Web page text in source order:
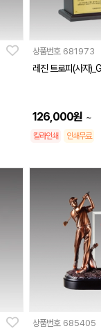
상품번호 681973
레진 트로피(사자
126,000원 ~
칼라인쇄 인쇄무료
상품번호 685405